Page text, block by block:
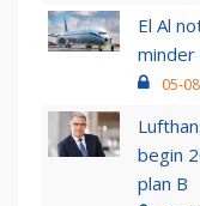
El Al
05-
begin
plan B